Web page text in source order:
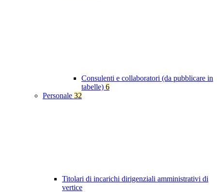
Consulenti e collaboratori (da pubblicare in
tabelle) 6
Personale 32
Titolari di incarichi dirigenziali amministrativi di
vertice